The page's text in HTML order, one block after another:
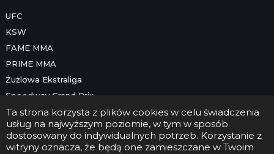
Ta strona korzysta z plików cookies w celu świadczenia
usług na najwyższym poziomie, w tym w sposób
dostosowany do indywidualnych potrzeb. Korzystanie z
witryny oznacza, że będą one zamieszczane w Twoim
UFC
KSW
FAME MMA
PRIME MMA
Żużlowa Ekstraliga
Speedway Grand Prix
Skoki narciarskie
Copyright © 2026 Futbolwtv.pl